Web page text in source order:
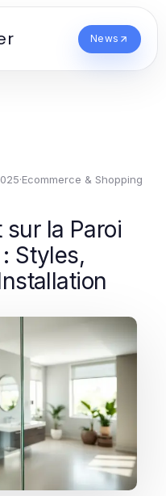
News
·Ecommerce & Shopping
la Paroi
Styles,